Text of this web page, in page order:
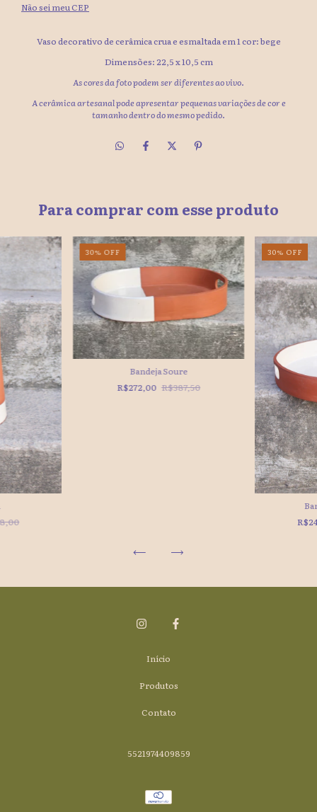
Não sei meu CEP
Vaso decorativo de cerâmica crua e esmaltada em 1 cor: bege
Dimensões: 22,5 x 10,5 cm
As cores da foto podem ser diferentes ao vivo.
A cerâmica artesanal pode apresentar pequenas variações de cor e
tamanho dentro do mesmo pedido.
Para comprar com esse produto
30% OFF
Bandeja Soure
R$272,00 R$387,50
30% OFF
Início
Produtos
Contato
5521974409859